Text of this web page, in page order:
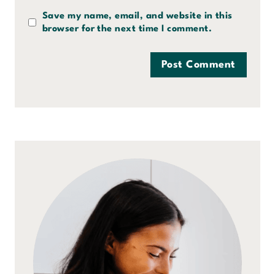
Save my name, email, and website in this
browser for the next time I comment.